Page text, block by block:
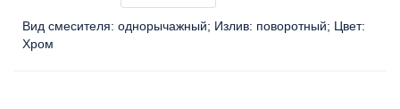
Вид смесителя: однорычажный Излив: поворотный
Цвет:
Хром